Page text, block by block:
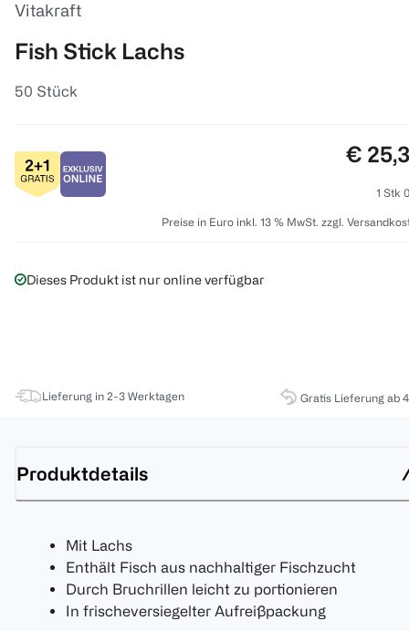
Vitakraft
Fish Stick Lachs
50 Stück
Preis:
€
1 Stk
Preise in Euro inkl. 13 % MwSt. zzgl.
Dieses Produkt ist nur online verfügbar
Lieferung in 2-3 Werktagen Gratis Lieferung ab
Produktdetails
Mit Lachs
Enthält Fisch aus nachhaltiger Fischzucht
Durch Bruchrillen leicht zu portionieren
In frischeversiegelter Aufreißpackung